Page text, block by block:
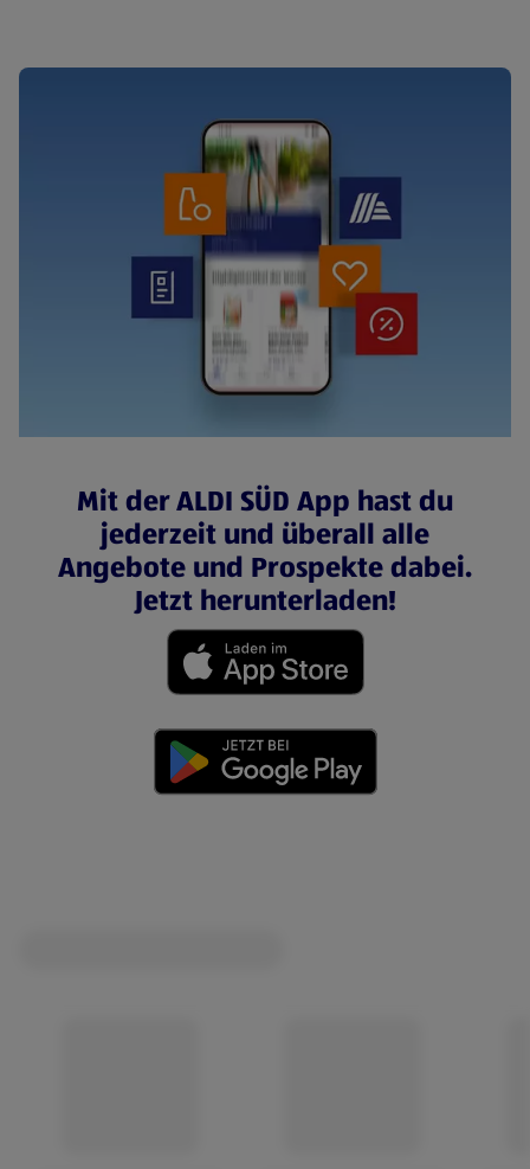
Mit der ALDI SÜD App hast du
jederzeit und überall alle
Angebote und Prospekte dabei.
Jetzt herunterladen!